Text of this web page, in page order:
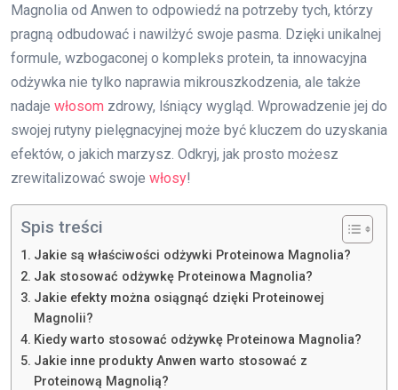
Magnolia od Anwen to odpowiedź na potrzeby tych, którzy
pragną odbudować i nawilżyć swoje pasma. Dzięki unikalnej
formule, wzbogaconej o kompleks protein, ta innowacyjna
odżywka nie tylko naprawia mikrouszkodzenia, ale także
nadaje włosom zdrowy, lśniący wygląd. Wprowadzenie jej do
swojej rutyny pielęgnacyjnej może być kluczem do uzyskania
efektów, o jakich marzysz. Odkryj, jak prosto możesz
zrewitalizować swoje włosy!
Spis treści
Jakie są właściwości odżywki Proteinowa Magnolia?
Jak stosować odżywkę Proteinowa Magnolia?
Jakie efekty można osiągnąć dzięki Proteinowej
Magnolii?
Kiedy warto stosować odżywkę Proteinowa Magnolia?
Jakie inne produkty Anwen warto stosować z
Proteinową Magnolią?